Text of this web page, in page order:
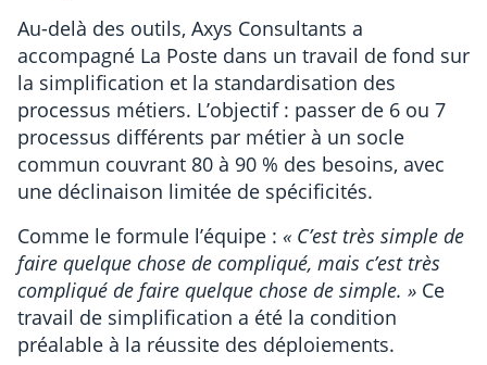
Au-delà des outils, Axys Consultants a
accompagné La Poste dans un travail de fond sur
la simplification et la standardisation des
processus métiers. L’objectif : passer de 6 ou 7
processus différents par métier à un socle
commun couvrant 80 à 90 % des besoins, avec
une déclinaison limitée de spécificités.
Comme le formule l’équipe : « C’est très simple de
faire quelque chose de compliqué, mais c’est très
compliqué de faire quelque chose de simple. » Ce
travail de simplification a été la condition
préalable à la réussite des déploiements.